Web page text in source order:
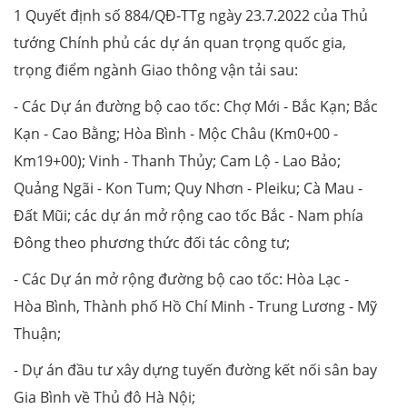
1 Quyết định số 884/QĐ-TTg ngày 23.7.2022 của Thủ
tướng Chính phủ các dự án quan trọng quốc gia,
trọng điểm ngành Giao thông vận tải sau:
- Các Dự án đường bộ cao tốc: Chợ Mới - Bắc Kạn; Bắc
Kạn - Cao Bằng; Hòa Bình - Mộc Châu (Km0+00 -
Km19+00); Vinh - Thanh Thủy; Cam Lộ - Lao Bảo;
Quảng Ngãi - Kon Tum; Quy Nhơn - Pleiku; Cà Mau -
Đất Mũi; các dự án mở rộng cao tốc Bắc - Nam phía
Đông theo phương thức đối tác công tư;
- Các Dự án mở rộng đường bộ cao tốc: Hòa Lạc -
Hòa Bình, Thành phố Hồ Chí Minh - Trung Lương - Mỹ
Thuận;
- Dự án đầu tư xây dựng tuyến đường kết nối sân bay
Gia Bình về Thủ đô Hà Nội;